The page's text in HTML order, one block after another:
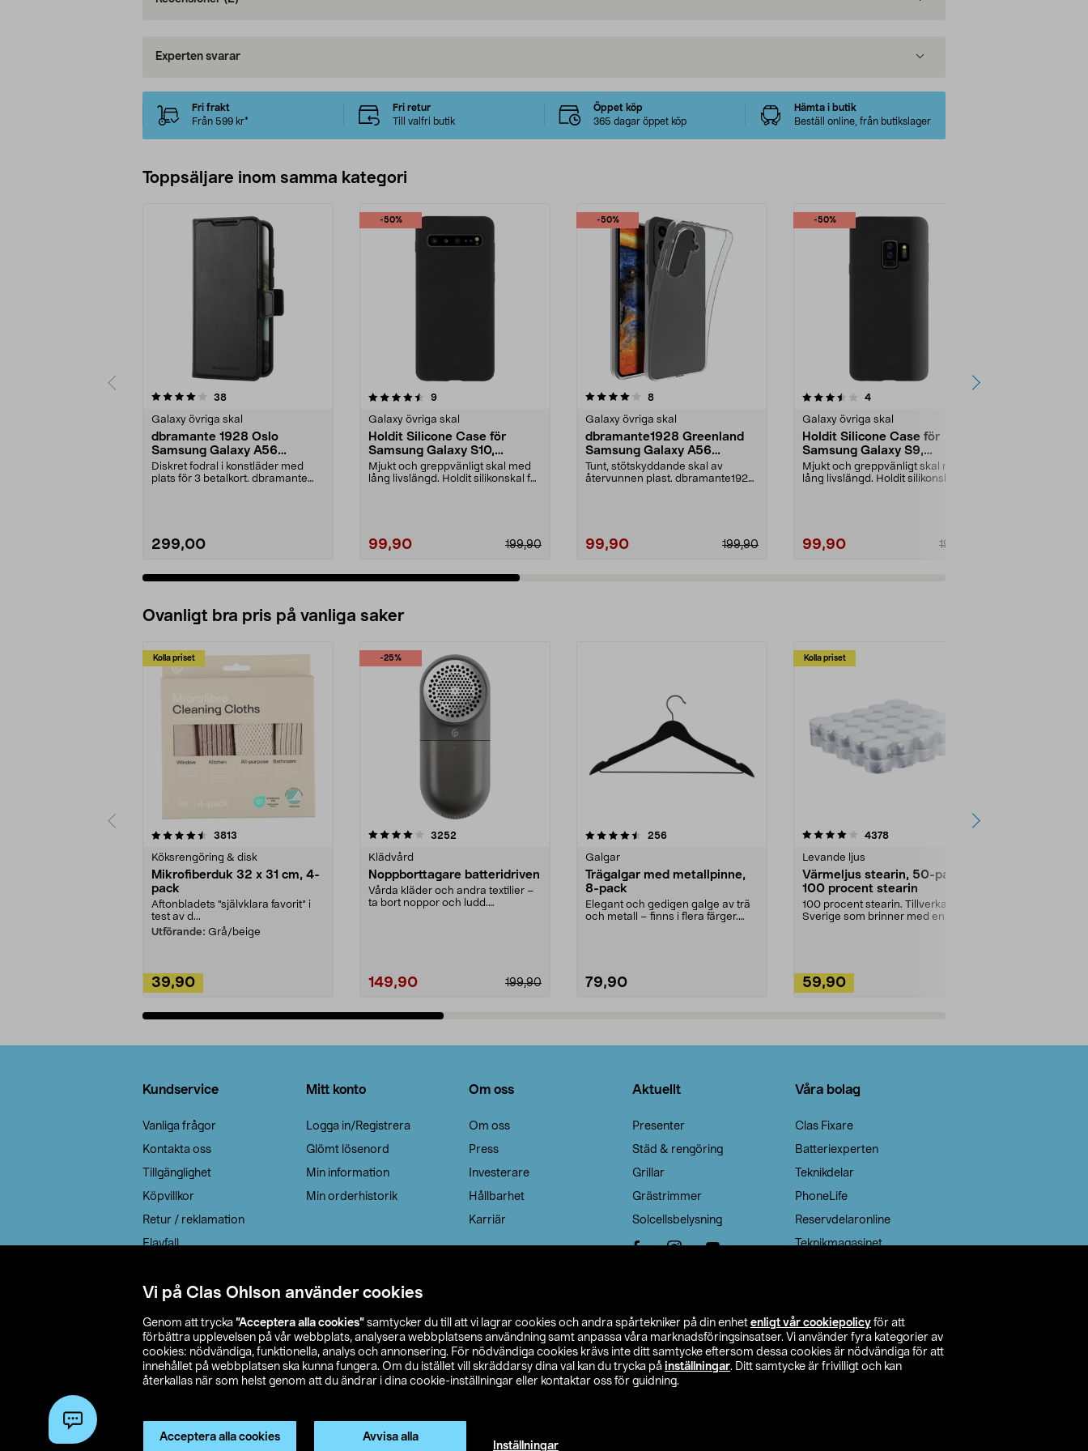
Vi på Clas Ohlson använder cookies
Genom att trycka ”Acceptera alla cookies” samtycker du till att vi lagrar cookies och andra spårtekniker på din enhet enligt vår cookiepolicy för att
förbättra upplevelsen på vår webbplats, analysera webbplatsens användning samt anpassa våra marknadsföringsinsatser. Vi använder fyra kategorier av
cookies: nödvändiga, funktionella, analys och annonsering. För nödvändiga cookies krävs inte ditt samtycke eftersom dessa cookies är nödvändiga för att
innehållet på webbplatsen ska kunna fungera. Om du istället vill skräddarsy dina val kan du trycka på inställningar. Ditt samtycke är frivilligt och kan
återkallas när som helst genom att du ändrar i dina cookie-inställningar eller kontaktar oss för guidning.
Acceptera alla cookies Avvisa alla
Inställningar
Experten svarar
Fri frakt
Från 599 kr*
Fri retur
Till valfri butik
Öppet köp
365 dagar öppet köp
Hämta i butik
Beställ online, från butikslager
Toppsäljare inom samma kategori
38recensioner
Galaxy övriga skal
dbramante 1928 Oslo
Samsung Galaxy A56
plånboksfodral
Diskret fodral i konstläder med
plats för 3 betalkort. dbramante
299,00
-50%
4.5 av 5 stjärnor 9recensioner
Galaxy övriga skal
Holdit Silicone Case för
Samsung Galaxy S10,
mobilskal
Mjukt och greppvänligt skal med
lång livslängd. Holdit silikonskal för
99,90 199,90
-50%
4.0 av 5 stjärnor 8recensioner
Galaxy övriga skal
dbramante1928 Greenland
Samsung Galaxy A56
mobilskal
Tunt, stötskyddande skal av
återvunnen plast. dbramante1928
99,90 199,90
-50%
3.5 av 5 stjärnor 4recensioner
Galaxy övriga skal
Holdit Silicone Case för
Samsung Galaxy S9,
mobilskal
Mjukt och greppvänligt skal med
lång livslängd. Holdit silikonskal för
99,90 199,90
4.0 av 5 stjärnor
Ovanligt bra pris på vanliga saker
Kolla priset
3813
Köksrengöring & disk
Mikrofiberduk 32 x 31 cm, 4-
pack
Aftonbladets "självklara favorit” i
test av d...
Utförande: Grå/beige
39,90
-25%
4.0av 5 stjärnor 3252
Klädvård
Noppborttagare batteridriven
Vårda kläder och andra textilier –
ta bort noppor och ludd.
199,90
149,90
4.5av 5 stjärnor 256recensioner
Galgar
Trägalgar med metallpinne,
8-pack
Elegant och gedigen galge av trä
och metall – finns i flera färger.
79,90
Kolla priset
4.0av 5 stjärnor 4378recensioner
Levande ljus
Värmeljus stearin, 50-pack,
100 procent stearin
100 procent stearin. Tillverkade i
Sverige som brinner med en
59,90
4.5av 5 stjärnor
Kundservice
Vanliga frågor
Kontakta oss
Tillgänglighet
Köpvillkor
Retur / reklamation
Elavfall
Leveransalternativ
Mitt konto
Logga in/Registrera
Glömt lösenord
Min information
Min orderhistorik
Om oss
Om oss
Press
Investerare
Hållbarhet
Karriär
Aktuellt
Presenter
Städ & rengöring
Grillar
Grästrimmer
Solcellsbelysning
Våra bolag
Clas Fixare
Batteriexperten
Teknikdelar
PhoneLife
Reservdelaronline
Teknikmagasinet